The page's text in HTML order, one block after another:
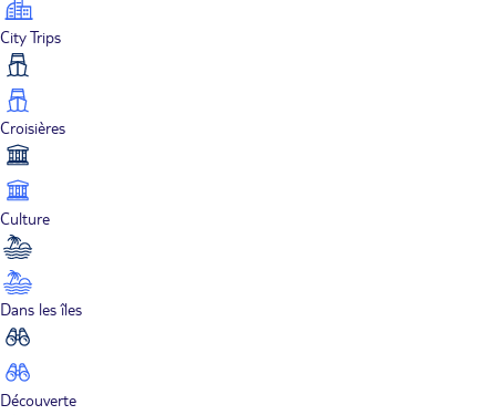
City Trips
Croisières
Culture
Dans les îles
Découverte